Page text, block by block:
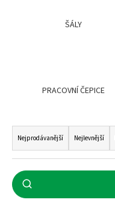
ŠÁLY
PRACOVNÍ ČEPICE
Ř
a
z
e
n
Nejprodávanější Nejlevnější
HLEDAT
D
o
p
o
r